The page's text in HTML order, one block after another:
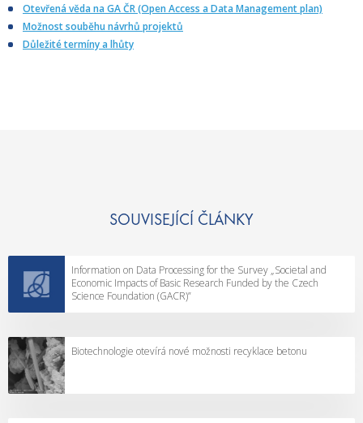
Otevřená věda na GA ČR (Open Access a Data Management plan)
Možnost souběhu návrhů projektů
Důležité termíny a lhůty
SOUVISEJÍCÍ ČLÁNKY
Information on Data Processing for the Survey „Societal and
Economic Impacts of Basic Research Funded by the Czech
Science Foundation (GACR)”
Biotechnologie otevírá nové možnosti recyklace betonu